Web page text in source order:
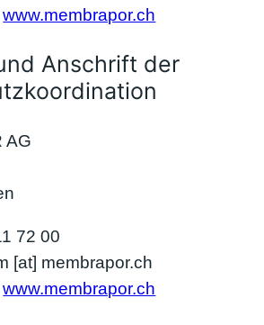
www.membrapor.ch
Anschrift der
AG
72 00
[at] membrapor.ch
www.membrapor.ch